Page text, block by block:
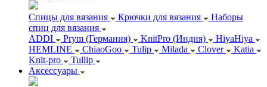
Спицы для вязания Крючки для вязания
Наборы
спиц для вязания
ADDI
Prym (Германия) KnitPro (Индия)
HiyaHiya
HEMLINE
ChiaoGoo Tulip Milada Clover
Katia
Knit-pro
Tullip
Аксессуары